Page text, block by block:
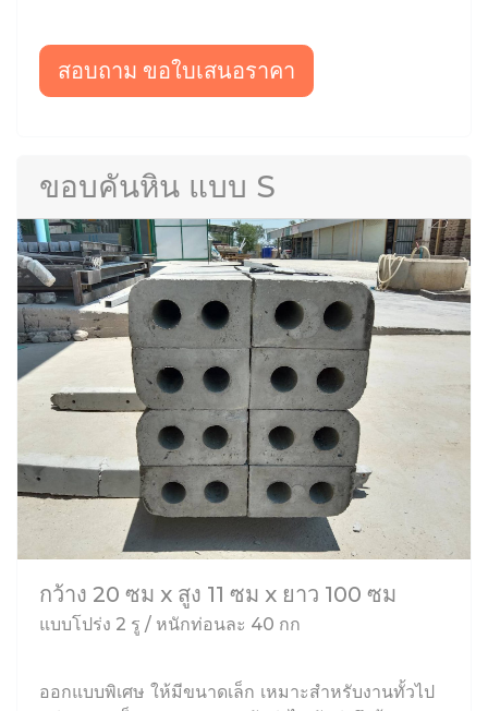
สอบถาม ขอใบเสนอราคา
ขอบคันหิน แบบ S
กว้าง 20 ซม x สูง 11 ซม x ยาว 100 ซม
แบบโปร่ง 2 รู / หนักท่อนละ 40 กก
ออกแบบพิเศษ ให้มีขนาดเล็ก เหมาะสำหรับงานทั้วไป